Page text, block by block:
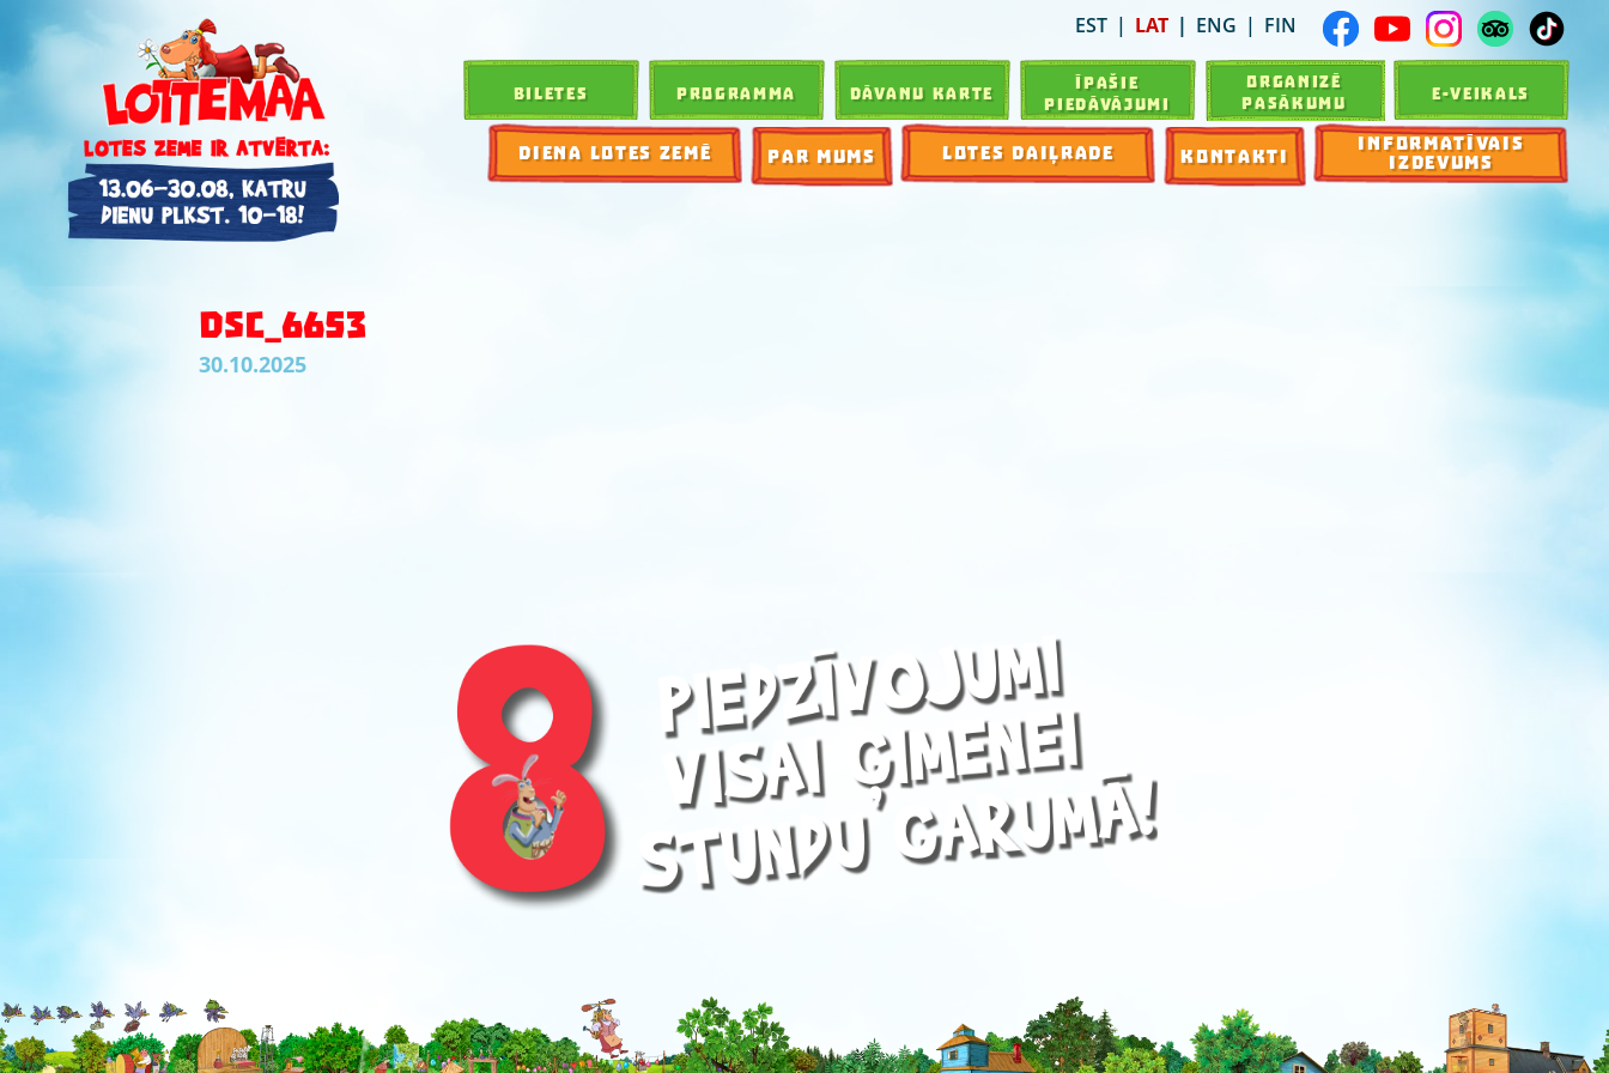
EST LAT ENG FIN
BILETES PROGRAMMA DĀVANU KARTE
ĪPAŠIE
PIEDĀVĀJUMI
ORGANIZĒ
PASĀKUMU
E-VEIKALS
DIENA LOTES ZEMĒ PAR MUMS LOTES DAIĻRADE KONTAKTI
INFORMATĪVAIS
IZDEVUMS
DSC_6653
30.10.2025